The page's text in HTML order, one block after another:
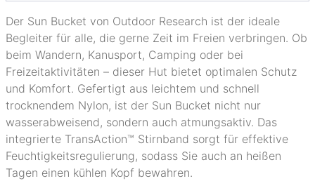
Der Sun Bucket von Outdoor Research ist der ideale
Begleiter für alle, die gerne Zeit im Freien verbringen. Ob
beim Wandern, Kanusport, Camping oder bei
Freizeitaktivitäten – dieser Hut bietet optimalen Schutz
und Komfort. Gefertigt aus leichtem und schnell
trocknendem Nylon, ist der Sun Bucket nicht nur
wasserabweisend, sondern auch atmungsaktiv. Das
integrierte TransAction™ Stirnband sorgt für effektive
Feuchtigkeitsregulierung, sodass Sie auch an heißen
Tagen einen kühlen Kopf bewahren.